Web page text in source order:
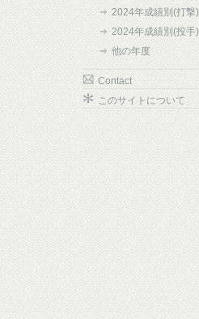
2024年成績別(打撃)
2024年成績別(投手)
他の年度
Contact
このサイトについて